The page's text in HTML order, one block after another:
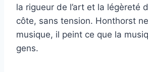
la rigueur de l’art et la légèreté
côte, sans tension. Honthorst
musique, il peint ce que la
gens.